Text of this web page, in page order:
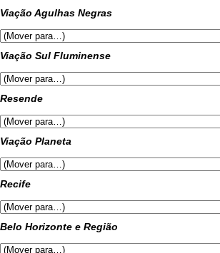
Viação Agulhas Negras
Viação Sul Fluminense
Resende
Viação Planeta
Recife
Belo Horizonte e Região